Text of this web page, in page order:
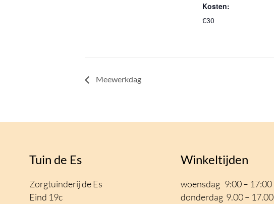
Kosten:
€30
Meewerkdag
Tuin de Es
Zorgtuinderij de Es
Eind 19c
Winkeltijden
woensdag 9:00 – 17:00
donderdag 9.00 – 17.00